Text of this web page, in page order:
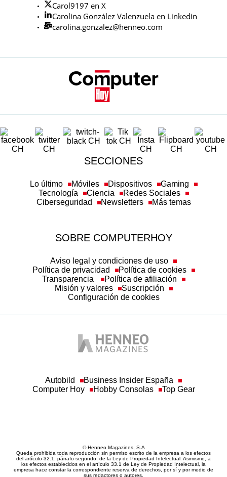
Carol9197 en X
Carolina González Valenzuela en Linkedin
carolina.gonzalez@henneo.com
SECCIONES
Móviles Dispositivos
Aviso legal y condiciones de uso
Misión y valores
Suscripción
Configuración de cookies
Business Insider España
sus redactores o autores.